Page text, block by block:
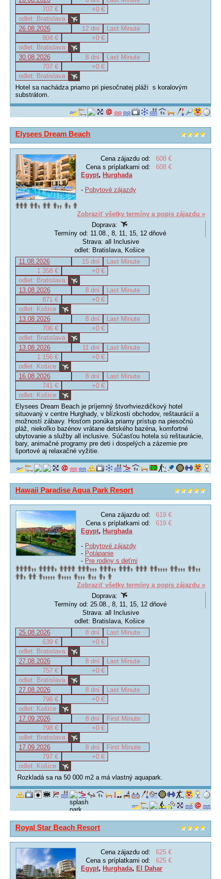
707 €
+0 €
odlet: Bratislava
26.08.2026
12 dní
Last Minute
804 €
+0 €
odlet: Bratislava
30.08.2026
8 dní
Last Minute
707 €
+0 €
odlet: Bratislava
Hotel sa nachádza priamo pri piesočnatej pláži s koralovým
substrátom.
Elysees Dream Beach
Cena zájazdu od:
608 €
Cena s príplatkami od:
608 €
Egypt, Hurghada
- Pobytové zájazdy
Zobraziť všetky termíny a popis zájazdu »
Doprava:
Termíny od: 11.08., 8, 11, 15, 12 dňové
Strava: all Inclusive
odlet: Bratislava, Košice
11.08.2026
15 dní
Last Minute
1 358 €
+0 €
odlet: Bratislava
13.08.2026
8 dní
Last Minute
871 €
+0 €
odlet: Košice
13.08.2026
8 dní
Last Minute
706 €
+0 €
odlet: Bratislava
13.08.2026
11 dní
Last Minute
1 156 €
+0 €
odlet: Košice
16.08.2026
8 dní
Last Minute
741 €
+0 €
odlet: Košice
Elysees Dream Beach je príjemný štvorhviezdičkový hotel
situovaný v centre Hurghady, v blízkosti obchodov, reštaurácií a
možností zábavy. Hosťom ponúka priamy prístup na piesočnú
pláž, niekoľko bazénov vrátane detského bazéna, komfortné
ubytovanie a služby all inclusive. Súčasťou hotela sú reštaurácie,
bary, animačné programy pre deti i dospelých a zázemie pre
športové aj relaxačné vyžitie.
Hawaii Paradise Aqua Park Resort
Cena zájazdu od:
619 €
Cena s príplatkami od:
619 €
Egypt, Hurghada
- Pobytové zájazdy
- Potápanie
- Pre rodiny s deťmi
Zobraziť všetky termíny a popis zájazdu »
Doprava:
Termíny od: 25.08., 8, 11, 15, 12 dňové
Strava: all Inclusive
odlet: Bratislava, Košice
25.08.2026
8 dní
Last Minute
639 €
+0 €
odlet: Bratislava
27.08.2026
8 dní
Last Minute
757 €
+0 €
odlet: Bratislava
27.08.2026
8 dní
Last Minute
798 €
+0 €
odlet: Košice
17.09.2026
8 dní
First Minute
798 €
+0 €
odlet: Bratislava
17.09.2026
8 dní
First Minute
797 €
+0 €
odlet: Košice
Rozkladá sa na 50 000 m2 a má vlastný aquapark.
Royal Star Beach Resort
Cena zájazdu od:
625 €
Cena s príplatkami od:
625 €
Egypt, Hurghada, El Dahar